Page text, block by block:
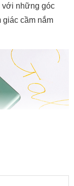
với những góc
cầm nắm